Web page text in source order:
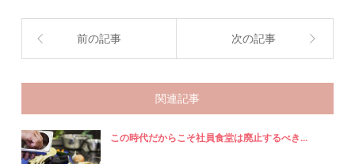
前の記事 次の記事
関連記事
この時代だからこそ社員食堂は廃止するべき...